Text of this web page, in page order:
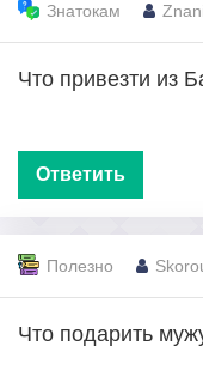
Знатокам
Что привезти из
Ответить
Полезно
Что подарить